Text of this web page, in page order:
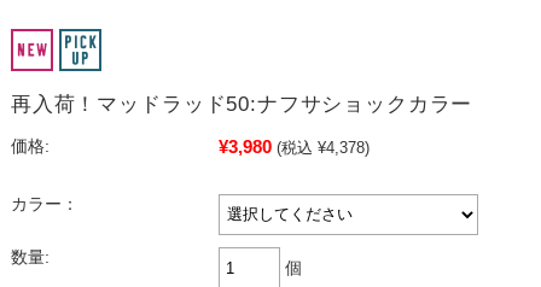
再入荷！マッドラッド50:ナフサショックカラー
価格: ¥3,980 (税込 ¥4,378)
カラー：
数量:
個